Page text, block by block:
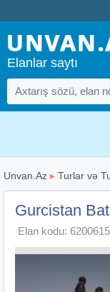
Elanlar saytı
Unvan.Az ▸ Turlar və
Gurcistan
Elan kodu: